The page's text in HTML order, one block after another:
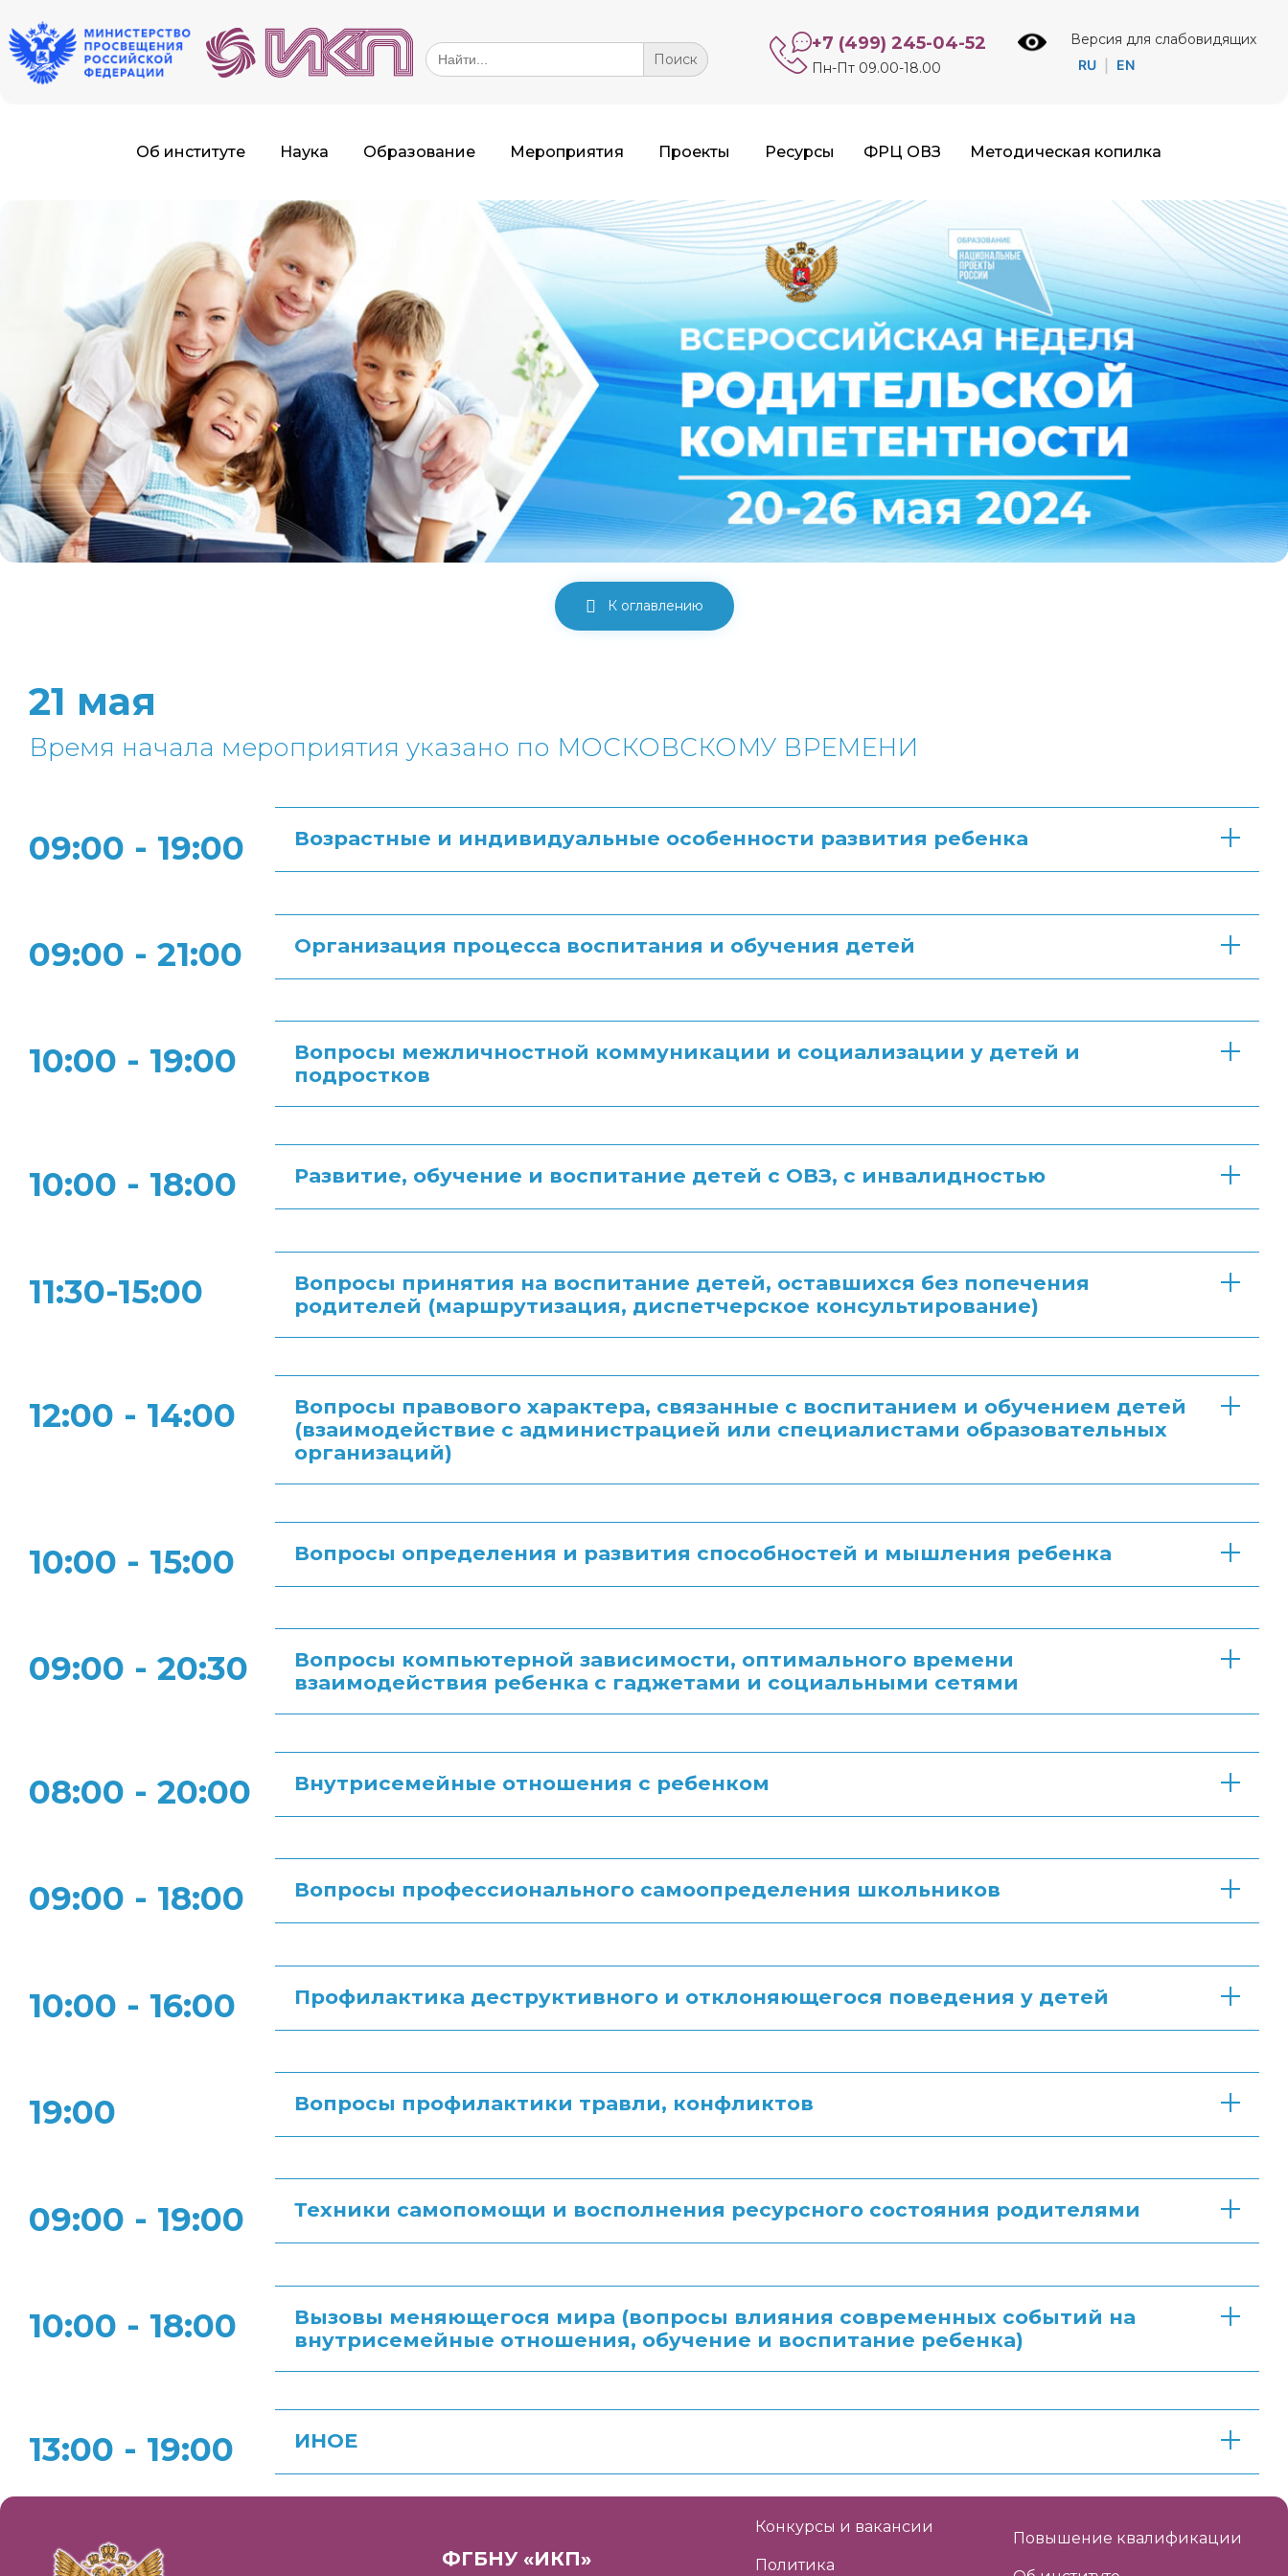
Search
for:
+7 (499) 245-04-52
Пн-Пт 09.00-18.00
Версия для слабовидящих
RU EN
Об институте Наука Образование Мероприятия Проекты Ресурсы ФРЦ ОВЗ Методическая копилка
К оглавлению
21 мая
Время начала мероприятия указано по МОСКОВСКОМУ ВРЕМЕНИ
09:00 - 19:00 Возрастные и индивидуальные особенности развития ребенка
09:00 - 21:00 Организация процесса воспитания и обучения детей
10:00 - 19:00
Вопросы межличностной коммуникации и социализации у детей и
подростков
10:00 - 18:00 Развитие, обучение и воспитание детей с ОВЗ, с инвалидностью
11:30-15:00
Вопросы принятия на воспитание детей, оставшихся без попечения
родителей (маршрутизация, диспетчерское консультирование)
12:00 - 14:00
Вопросы правового характера, связанные с воспитанием и обучением детей
(взаимодействие с администрацией или специалистами образовательных
организаций)
10:00 - 15:00 Вопросы определения и развития способностей и мышления ребенка
09:00 - 20:30
Вопросы компьютерной зависимости, оптимального времени
взаимодействия ребенка с гаджетами и социальными сетями
08:00 - 20:00 Внутрисемейные отношения с ребенком
09:00 - 18:00 Вопросы профессионального самоопределения школьников
10:00 - 16:00 Профилактика деструктивного и отклоняющегося поведения у детей
19:00 Вопросы профилактики травли, конфликтов
09:00 - 19:00 Техники самопомощи и восполнения ресурсного состояния родителями
10:00 - 18:00
Вызовы меняющегося мира (вопросы влияния современных событий на
внутрисемейные отношения, обучение и воспитание ребенка)
13:00 - 19:00 ИНОЕ
ФГБНУ «ИКП»
Конкурсы и вакансии
Политика
Повышение квалификации